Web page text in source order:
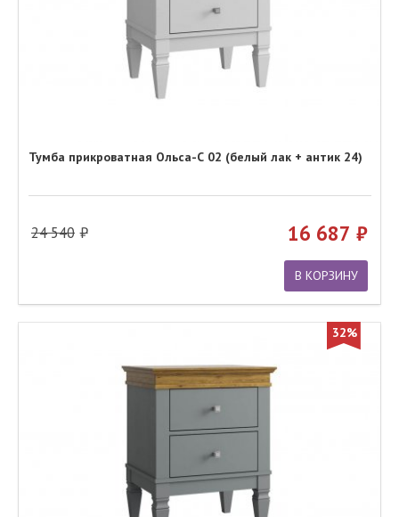
Тумба прикроватная Ольса-С 02 (белый лак + антик 24)
24 540 16 687
В КОРЗИНУ
32%